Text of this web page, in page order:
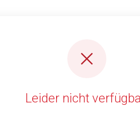
Leider nicht